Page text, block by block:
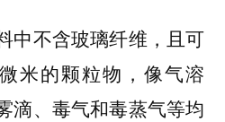
中不含玻璃纤维，且可
米的颗粒物，像气溶
滴、毒气和毒蒸气等均